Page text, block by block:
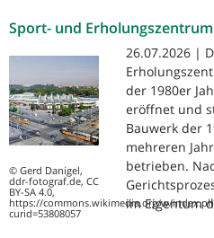
Sport- und
© Gerd Danigel,
ddr-fotograf.de, CC
BY-SA 4.0,
https://commons.wikimedia.org/w/
curid=53808057
26.07.2026 |
der 1980er
eröffnet und
Bauwerk der
mehreren
betrieben.
im Eigentum